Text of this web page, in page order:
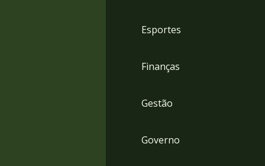
Esportes
Finanças
Gestão
Governo